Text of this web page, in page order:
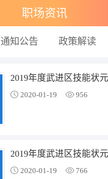
职场资讯
通知公告 政策解读
2019年度武进区技能状
2020-01-19 956
2019年度武进区技能状
2020-01-19 766